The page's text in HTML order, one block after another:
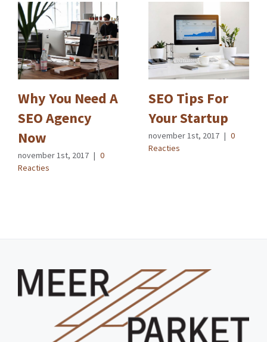
Why You Need A
SEO Agency
Now
november 1st, 2017 | 0
Reacties
SEO Tips For
Your Startup
november 1st, 2017 | 0
Reacties